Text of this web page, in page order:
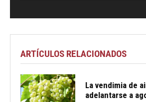
ARTÍCULOS RELACIONADOS
La vendimia de
adelantarse a